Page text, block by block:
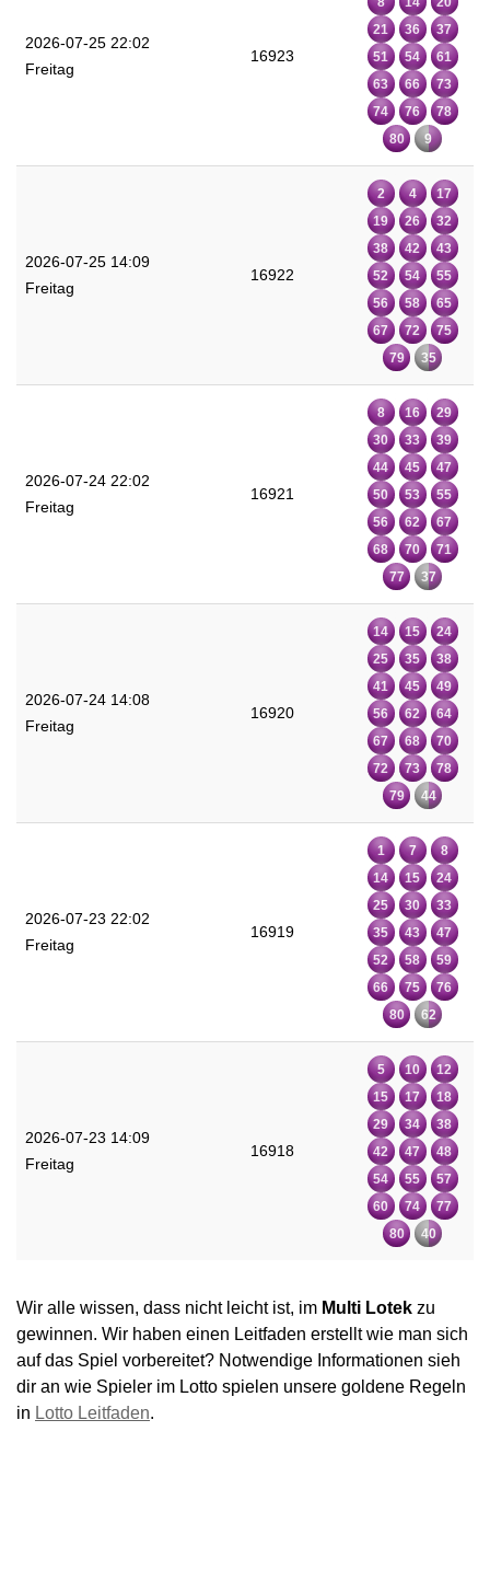
2026-07-25 22:02
Freitag
16923
21
36
37
51
54
61
63
66
73
74
76
78
80
9
2026-07-25 14:09
Freitag
16922
2 4
17
19
26
32
38
42
43
52
54
55
56
58
65
67
72
75
79
35
2026-07-24 22:02
Freitag
16921
8 16
29
30
33
39
44
45
47
50
53
55
56
62
67
68
70
71
77
37
2026-07-24 14:08
Freitag
16920
14 15
24
25
35
38
41
45
49
56
62
64
67
68
70
72
73
78
79
44
2026-07-23 22:02
Freitag
16919
1 7
8
14
15
24
25
30
33
35
43
47
52
58
59
66
75
76
80
62
2026-07-23 14:09
Freitag
16918
5 10
12
15
17
18
29
34
38
42
47
48
54
55
57
60
74
77
80
40
Wir alle wissen, dass nicht leicht ist, im Multi Lotek zu
gewinnen. Wir haben einen Leitfaden erstellt wie man sich
auf das Spiel vorbereitet? Notwendige Informationen sieh
dir an wie Spieler im Lotto spielen unsere goldene Regeln
in Lotto Leitfaden.